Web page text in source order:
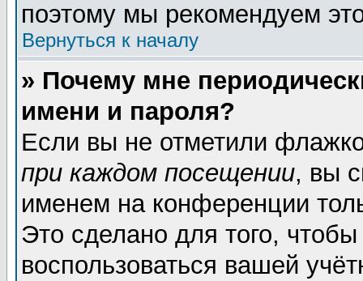
поэтому мы рекомендуем
Вернуться к началу
» Почему мне
имени и пароля?
Если вы не отметили
при каждом посещении, вы
именем на конференции
Это сделано для того, чтобы
воспользоваться вашей